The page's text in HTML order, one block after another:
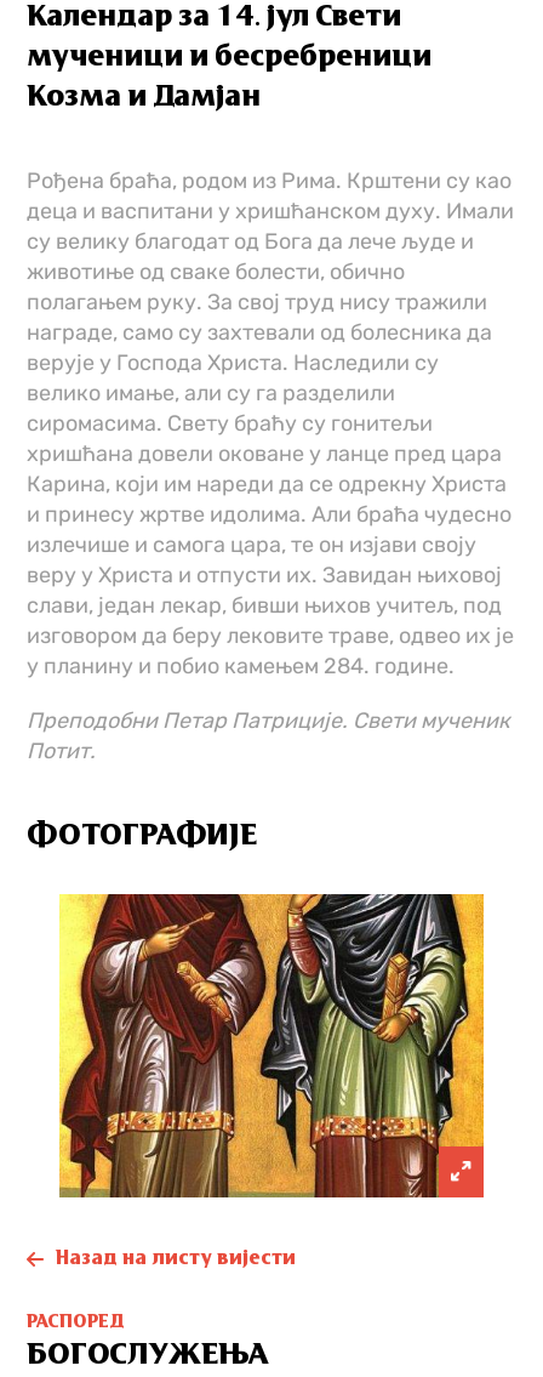
Календар за 14. јул Свети
мученици и бесребреници
Козма и Дамјан
Рођена браћа, родом из Рима. Крштени су као
деца и васпитани у хришћанском духу. Имали
су велику благодат од Бога да лече људе и
животиње од сваке болести, обично
полагањем руку. За свој труд нису тражили
награде, само су захтевали од болесника да
верује у Господа Христа. Наследили су
велико имање, али су га разделили
сиромасима. Свету браћу су гонитељи
хришћана довели оковане у ланце пред цара
Карина, који им нареди да се одрекну Христа
и принесу жртве идолима. Али браћа чудесно
излечише и самога цара, те он изјави своју
веру у Христа и отпусти их. Завидан њиховој
слави, један лекар, бивши њихов учитељ, под
изговором да беру лековите траве, одвео их је
у планину и побио камењем 284. године.
Преподобни Петар Патриције. Свети мученик
Потит.
ФОТОГРАФИЈЕ
Назад на листу вијести
РАСПОРЕД
БОГОСЛУЖЕЊА